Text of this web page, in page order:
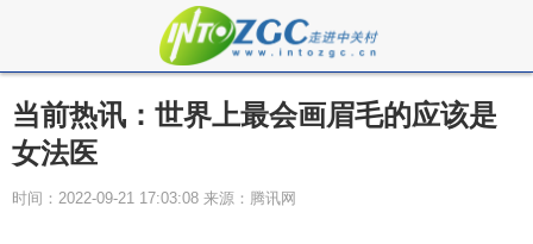
当前热讯：世界上最会画眉毛的应该是
女法医
时间：2022-09-21 17:03:08 来源：腾讯网